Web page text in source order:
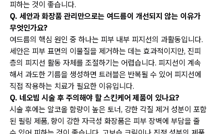
피하는 것이 좋습니다.
Q. 세안과 화장품 관리만으로는 여드름이 개선되지 않는 이유가
무엇인가요?
여드름의 핵심 원인 중 하나는 피부 내부 피지선의 과활동입니다.
세안은 피부 표면의 이물질을 제거하는 데는 효과적이지만, 진피
층의 피지선 활동 자체를 조절하기는 어렵습니다. 피지선이 계속
해서 과도한 기름을 생성하면 트러블은 반복될 수 있어 피지선에
직접 작용하는 치료가 필요한 이유입니다.
Q. 네오빔 시술 후 주의해야 할 스킨케어 제품이 있나요?
시술 후에는 알코올 함량이 높은 토너, 강한 각질 제거 성분이 포함
된 필링 제품, 향이 강한 자극성 화장품은 피부 장벽에 부담을 줄